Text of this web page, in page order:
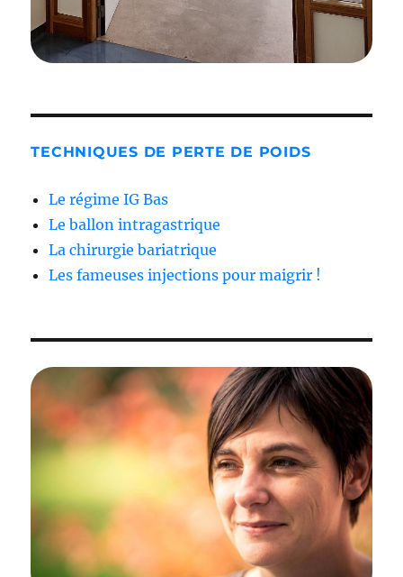
TECHNIQUES DE PERTE DE POIDS
Le régime IG Bas
Le ballon intragastrique
La chirurgie bariatrique
Les fameuses injections pour maigrir !